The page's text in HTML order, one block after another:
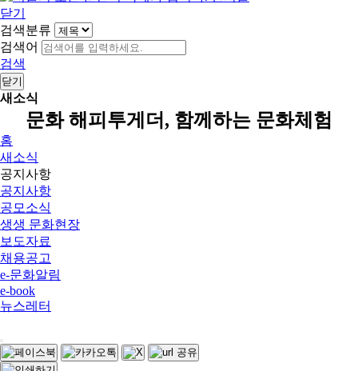
닫기
검색분류
검색어
검색
닫기
새소식
문화 해피투게더, 함께하는 문화체험
홈
새소식
공지사항
공지사항
공모소식
생생 문화현장
보도자료
채용공고
e-문화알림
e-book
뉴스레터